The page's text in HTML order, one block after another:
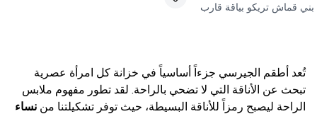
بني قماش تريكو بياقة قارب
تُعد أطقم الجيرسي جزءاً أساسياً في خزانة كل امرأة عصرية
تبحث عن الأناقة التي لا تضحي بالراحة. لقد تطور مفهوم ملابس
الراحة ليصبح رمزاً للأناقة البسيطة، حيث توفر تشكيلتنا من نساء